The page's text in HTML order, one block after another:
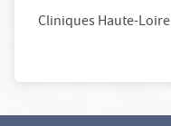
Cliniques Haute-Loire